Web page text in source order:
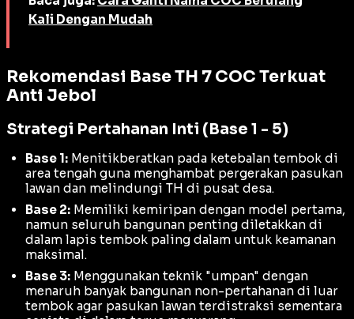
Kali Dengan Mudah
Rekomendasi Base TH 7 COC Terkuat
Anti Jebol
Strategi Pertahanan Inti (Base 1 - 5)
Base 1: Menitikberatkan pada ketebalan tembok di
area tengah guna menghambat pergerakan pasukan
lawan dan melindungi TH di pusat desa.
Base 2: Memiliki kemiripan dengan model pertama,
namun seluruh bangunan penting diletakkan di
dalam lapis tembok paling dalam untuk keamanan
maksimal.
Base 3: Menggunakan teknik "umpan" dengan
menaruh banyak bangunan non-pertahanan di luar
tembok agar pasukan lawan terdistraksi sementara